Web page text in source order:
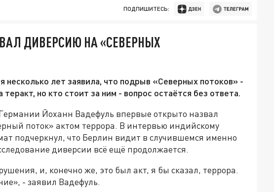
ПОДПИШИТЕСЬ:
ДИВЕРСИЮ НА «СЕВЕРНЫХ
несколько лет заявила, что подрыв «Северных потоков» -
теракт, но кто стоит за ним - вопрос остаётся без ответа.
Йоханн Вадефуль впервые открыто назвал
поток» актом террора. В интервью индийскому
подчеркнул, что Берлин видит в случившемся именно
диверсии всё ещё продолжается.
и, конечно же, это был акт, я бы сказал, террора.
- заявил Вадефуль.